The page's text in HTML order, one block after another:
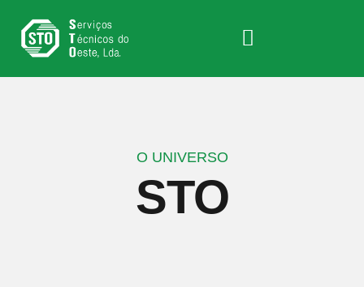
O UNIVERSO
STO